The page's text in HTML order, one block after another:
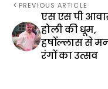
PREVIOUS ARTICLE
एस एस पी
होली की धूम,
हर्षोल्लास से
रंगों का उत्सव